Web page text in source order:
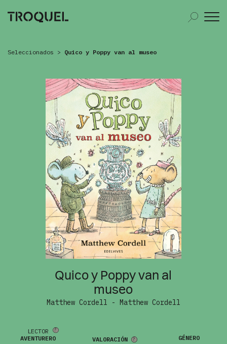
Seleccionados > Quico y Poppy van al museo
Quico y Poppy van al
museo
Matthew Cordell - Matthew Cordell
LECTOR
AVENTURERO
VALORACIÓN GÉNERO